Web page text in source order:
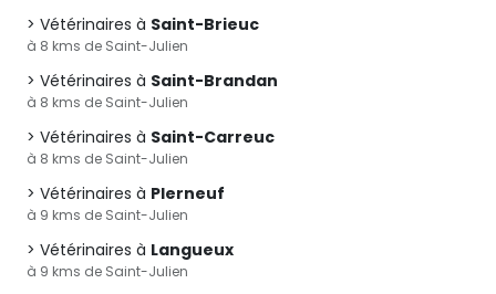
Vétérinaires à Saint-Brieuc
à 8 kms de Saint-Julien
Vétérinaires à Saint-Brandan
à 8 kms de Saint-Julien
Vétérinaires à Saint-Carreuc
à 8 kms de Saint-Julien
Vétérinaires à Plerneuf
à 9 kms de Saint-Julien
Vétérinaires à Langueux
à 9 kms de Saint-Julien